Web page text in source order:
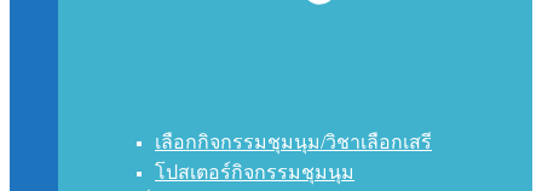
เลือกกิจกรรมชุมนุม/วิชาเลือกเสรี
โปสเตอร์กิจกรรมชุมนุม